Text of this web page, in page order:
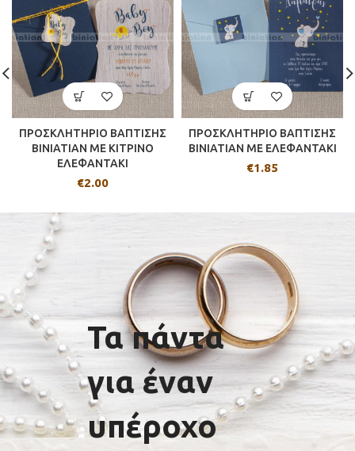
ΠΡΟΣΚΛΗΤΗΡΙΟ ΒΑΠΤΙΣΗΣ
BINIATIAN ME ΚΙΤΡΙΝΟ
ΕΛΕΦΑΝΤΑΚΙ
€2.00
ΠΡΟΣΚΛΗΤΗΡΙΟ ΒΑΠΤΙΣΗΣ
BINIATIAN ΜΕ ΕΛΕΦΑΝΤΑΚΙ
€1.85
Τα πάντα
για έναν
υπέροχο